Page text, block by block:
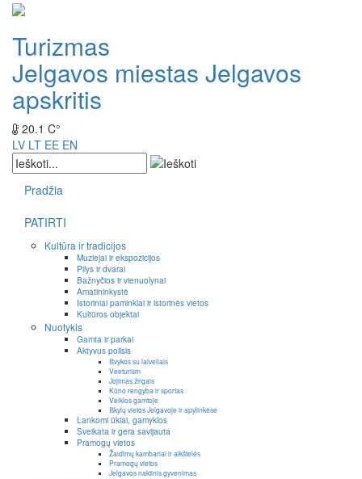
Turizmas
Jelgavos miestas Jelgavos
apskritis
20.1 C°
LV LT EE EN
Pradžia
PATIRTI
Kultūra ir tradicijos
Muziejai ir ekspozicijos
Pilys ir dvarai
Bažnyčios ir vienuolynai
Amatininkystė
Istoriniai paminklai ir istorinės vietos
Kultūros objektai
Nuotykis
Gamta ir parkai
Aktyvus poilsis
Išvykos su laiveliais
Veeturism
Jojimas žirgais
Kūno rengyba ir sportas
Veiklos gamtoje
Iškylų vietos Jelgavoje ir apylinkėse
Lankomi ūkiai, gamyklos
Sveikata ir gera savijauta
Pramogų vietos
Žaidimų kambariai ir aikštelės
Pramogų vietos
Jelgavos naktinis gyvenimas